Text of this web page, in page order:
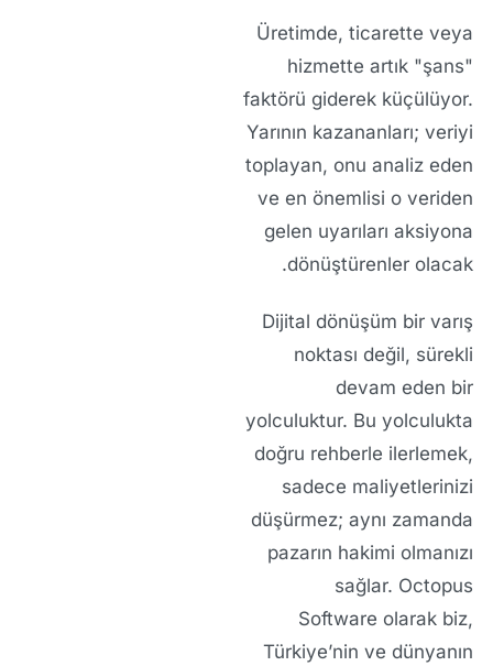
Üretimde, ticarette veya
hizmette artık "şans"
faktörü giderek küçülüyor.
Yarının kazananları; veriyi
toplayan, onu analiz eden
ve en önemlisi o veriden
gelen uyarıları aksiyona
dönüştürenler olacak.
Dijital dönüşüm bir varış
noktası değil, sürekli
devam eden bir
yolculuktur. Bu yolculukta
doğru rehberle ilerlemek,
sadece maliyetlerinizi
düşürmez; aynı zamanda
pazarın hakimi olmanızı
sağlar. Octopus
Software olarak biz,
Türkiye’nin ve dünyanın